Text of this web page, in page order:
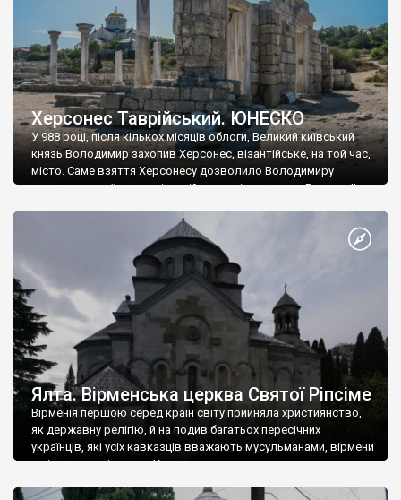
Херсонес Таврійський. ЮНЕСКО
У 988 році, після кількох місяців облоги, Великий київський
князь Володимир захопив Херсонес, візантійське, на той час,
місто. Саме взяття Херсонесу дозволило Володимиру
диктувати свої умови візантійському імператору Василю ІІ, та
Херсонесі Володимир-язичник, став Василем-християнином.
А потім було Хрещення Русі. На честь Херсонесу Таврійського
Ялта. Вірменська церква Святої Ріпсіме
Вірменія першою серед країн світу прийняла християнство,
як державну релігію, й на подив багатьох пересічних
українців, які усіх кавказців вважають мусульманами, вірмени
є відданими вірянами Христа